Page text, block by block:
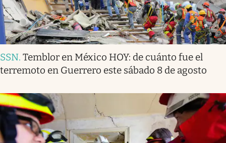
SSN. Temblor en México HOY: de cuánto fue el
terremoto en Guerrero este sábado 8 de agosto